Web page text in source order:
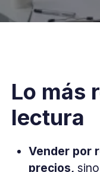
Lo más
lectura
Vender por
precios,